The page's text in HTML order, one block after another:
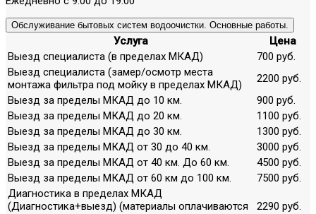
Обслуживание бытовых систем водоочистки. Основные работы.
Услуга
Цена
Выезд специалиста (в пределах МКАД)
700 руб.
Выезд специалиста (замер/осмотр места
монтажа фильтра под мойку в пределах МКАД)
2200 руб.
Выезд за пределы МКАД до 10 км.
900 руб.
Выезд за пределы МКАД до 20 км.
1100 руб.
Выезд за пределы МКАД до 30 км.
1300 руб.
Выезд за пределы МКАД от 30 до 40 км.
3000 руб.
Выезд за пределы МКАД от 40 км. До 60 км.
4500 руб.
Выезд за пределы МКАД от 60 км до 100 км.
7500 руб.
Диагностика в пределах МКАД
(Диагностика+выезд) (материалы оплачиваются
2290 руб.